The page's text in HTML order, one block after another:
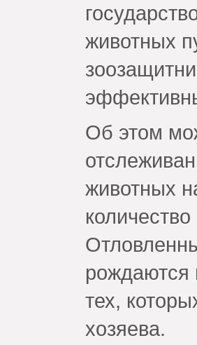
животных
Об этом
животных
рождаются
тех,
хозяева.